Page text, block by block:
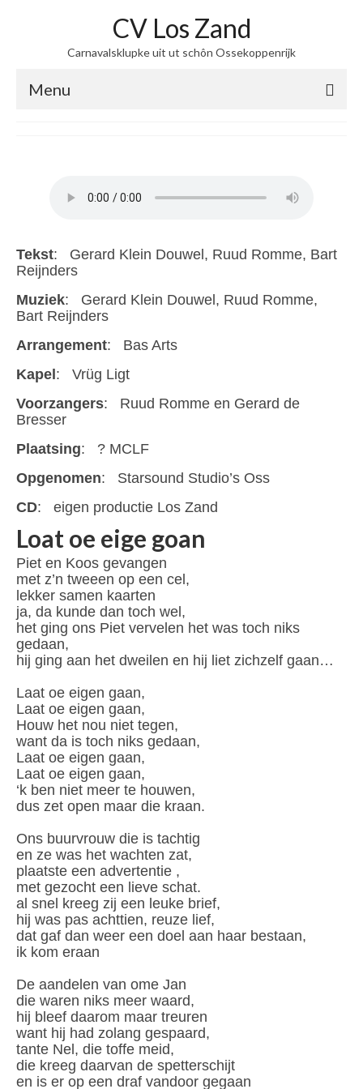
CV Los Zand
Carnavalsklupke uit ut schôn Ossekoppenrijk
Menu
Steekje Los
zing maar mee
Kiek dan
Tekst: Gerard Klein Douwel, Ruud Romme, Bart
Reijnders
Muziek: Gerard Klein Douwel, Ruud Romme,
Bart Reijnders
Arrangement: Bas Arts
Kapel: Vrüg Ligt
Voorzangers: Ruud Romme en Gerard de
Bresser
Plaatsing: ? MCLF
Opgenomen: Starsound Studio’s Oss
CD: eigen productie Los Zand
Loat oe eige goan
Piet en Koos gevangen
met z’n tweeen op een cel,
lekker samen kaarten
ja, da kunde dan toch wel,
het ging ons Piet vervelen het was toch niks
gedaan,
hij ging aan het dweilen en hij liet zichzelf gaan…
Laat oe eigen gaan,
Laat oe eigen gaan,
Houw het nou niet tegen,
want da is toch niks gedaan,
Laat oe eigen gaan,
Laat oe eigen gaan,
‘k ben niet meer te houwen,
dus zet open maar die kraan.
Ons buurvrouw die is tachtig
en ze was het wachten zat,
plaatste een advertentie ,
met gezocht een lieve schat.
al snel kreeg zij een leuke brief,
hij was pas achttien, reuze lief,
dat gaf dan weer een doel aan haar bestaan,
ik kom eraan
De aandelen van ome Jan
die waren niks meer waard,
hij bleef daarom maar treuren
want hij had zolang gespaard,
tante Nel, die toffe meid,
die kreeg daarvan de spetterschijt
en is er op een draf vandoor gegaan